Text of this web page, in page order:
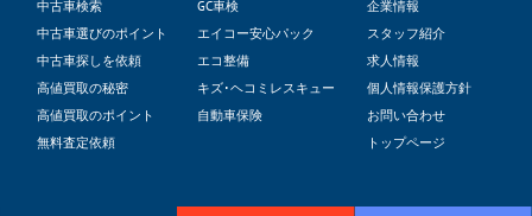
中古車検索
中古車選びのポイント
中古車探しを依頼
高値買取の秘密
高値買取のポイント
無料査定依頼
GC車検
エイコー安心パック
エコ整備
キズ･ヘコミレスキュー
自動車保険
企業情報
スタッフ紹介
求人情報
個人情報保護方針
お問い合わせ
トップページ